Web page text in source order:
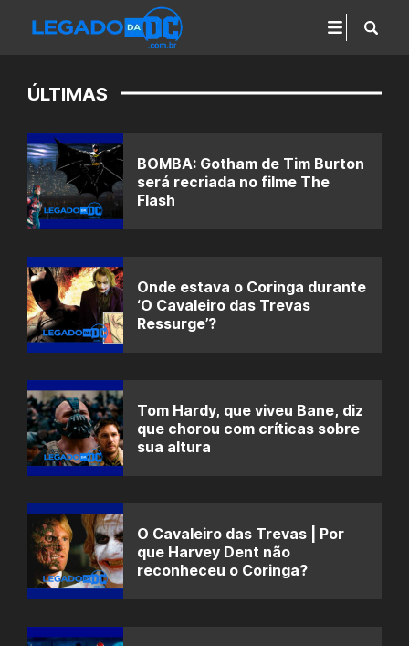
ÚLTIMAS
BOMBA: Gotham de Tim Burton
será recriada no filme The
Flash
Onde estava o Coringa durante
‘O Cavaleiro das Trevas
Ressurge’?
Tom Hardy, que viveu Bane, diz
que chorou com críticas sobre
sua altura
O Cavaleiro das Trevas | Por
que Harvey Dent não
reconheceu o Coringa?